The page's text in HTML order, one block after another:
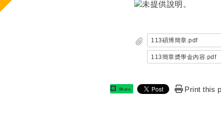
113碩博簡章.pdf
113簡章奬學金內容.pdf
Share Print this